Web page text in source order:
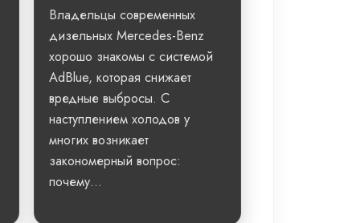
Владельцы современных
дизельных Mercedes-Benz
хорошо знакомы с системой
AdBlue, которая снижает
вредные выбросы. С
наступлением холодов у
многих возникает
закономерный вопрос:
почему...